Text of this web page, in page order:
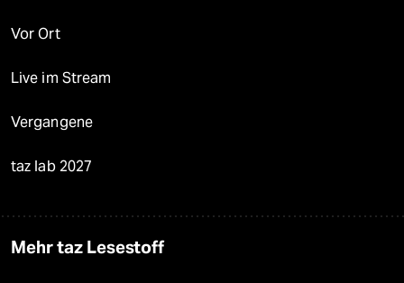
Vor Ort
Live im Stream
Vergangene
taz lab 2027
Mehr taz Lesestoff